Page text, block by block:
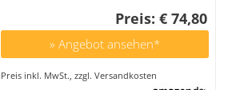
Partytisch Tisch Ø 80cm | In- &
Outdoor | Empfangstisch |
Klapptisch inkl. Husse Schwarz
Preis: € 74,80
» Angebot ansehen*
Preis inkl. MwSt., zzgl. Versandkosten